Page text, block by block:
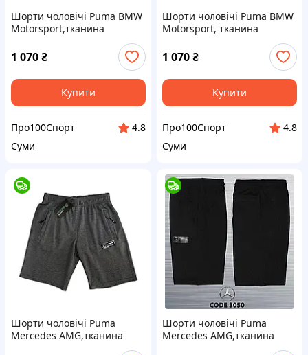
Шорти чоловічі Puma BMW
Motorsport,тканина
суприм,p.S(44)/M(46)/XL(50) /XХL(52)
1 070₴
Купити
Про100Спорт
4.8
Суми
Шорти чоловічі Puma BMW
Motorsport, тканина
1 070₴
Купити
Про100Спорт
4.8
Суми
Шорти чоловічі Puma
Mercedes AMG,тканина
суприм,p.S(44)/M(46)/XL(50) /XХL(52)
Шорти чоловічі Puma
Mercedes AMG,тканина